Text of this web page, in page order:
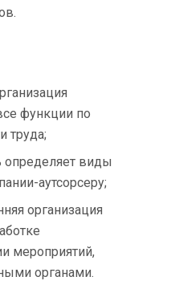
функции по
труда;
определяет виды
аутсорсеру;
организация
мероприятий,
органами.